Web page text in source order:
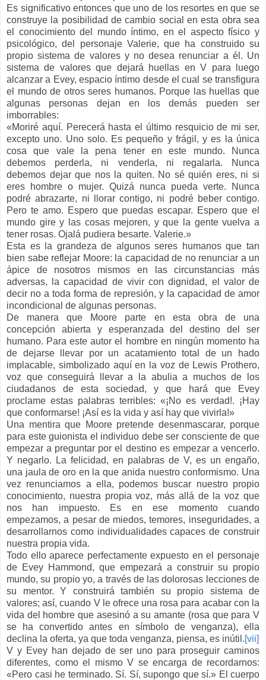
Es significativo entonces que uno de los resortes en que se
construye la posibilidad de cambio social en esta obra sea
el conocimiento del mundo íntimo, en el aspecto físico y
psicológico, del personaje Valerie, que ha construido su
propio sistema de valores y no desea renunciar a él. Un
sistema de valores que dejará huellas en V para luego
alcanzar a Evey, espacio íntimo desde el cual se transfigura
el mundo de otros seres humanos. Porque las huellas que
algunas personas dejan en los demás pueden ser
imborrables:
«Moriré aquí. Perecerá hasta el último resquicio de mi ser,
excepto uno. Uno solo. Es pequeño y frágil, y es la única
cosa que vale la pena tener en este mundo. Nunca
debemos perderla, ni venderla, ni regalarla. Nunca
debemos dejar que nos la quiten. No sé quién eres, ni si
eres hombre o mujer. Quizá nunca pueda verte. Nunca
podré abrazarte, ni llorar contigo, ni podré beber contigo.
Pero te amo. Espero que puedas escapar. Espero que el
mundo gire y las cosas mejoren, y que la gente vuelva a
tener rosas. Ojalá pudiera besarte. Valerie.»
Esta es la grandeza de algunos seres humanos que tan
bien sabe reflejar Moore: la capacidad de no renunciar a un
ápice de nosotros mismos en las circunstancias más
adversas, la capacidad de vivir con dignidad, el valor de
decir no a toda forma de represión, y la capacidad de amor
incondicional de algunas personas.
De manera que Moore parte en esta obra de una
concepción abierta y esperanzada del destino del ser
humano. Para este autor el hombre en ningún momento ha
de dejarse llevar por un acatamiento total de un hado
implacable, simbolizado aquí en la voz de Lewis Prothero,
voz que conseguirá llevar a la abulia a muchos de los
ciudadanos de esta sociedad, y que hará que Evey
proclame estas palabras terribles: «¡No es verdad!. ¡Hay
que conformarse! ¡Así es la vida y así hay que vivirla!»
Una mentira que Moore pretende desenmascarar, porque
para este guionista el individuo debe ser consciente de que
empezar a preguntar por el destino es empezar a vencerlo.
Y negarlo. La felicidad, en palabras de V, es un engaño,
una jaula de oro en la que anida nuestro conformismo. Una
vez renunciamos a ella, podemos buscar nuestro propio
conocimiento, nuestra propia voz, más allá de la voz que
nos han impuesto. Es en ese momento cuando
empezamos, a pesar de miedos, temores, inseguridades, a
desarrollarnos como individualidades capaces de construir
nuestra propia vida.
Todo ello aparece perfectamente expuesto en el personaje
de Evey Hammond, que empezará a construir su propio
mundo, su propio yo, a través de las dolorosas lecciones de
su mentor. Y construirá también su propio sistema de
valores; así, cuando V le ofrece una rosa para acabar con la
vida del hombre que asesinó a su amante (rosa que para V
se ha convertido antes en símbolo de venganza), ella
declina la oferta, ya que toda venganza, piensa, es inútil.[vii]
V y Evey han dejado de ser uno para proseguir caminos
diferentes, como el mismo V se encarga de recordarnos:
«Pero casi he terminado. Sí. Sí, supongo que sí.» El cuerpo